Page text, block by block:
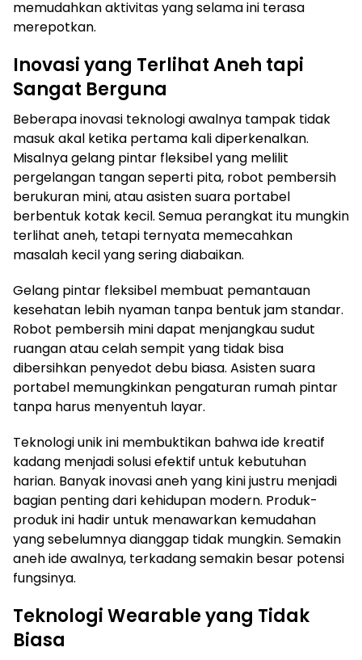
memudahkan aktivitas yang selama ini terasa
merepotkan.
Inovasi yang Terlihat Aneh tapi
Sangat Berguna
Beberapa inovasi teknologi awalnya tampak tidak
masuk akal ketika pertama kali diperkenalkan.
Misalnya gelang pintar fleksibel yang melilit
pergelangan tangan seperti pita, robot pembersih
berukuran mini, atau asisten suara portabel
berbentuk kotak kecil. Semua perangkat itu mungkin
terlihat aneh, tetapi ternyata memecahkan
masalah kecil yang sering diabaikan.
Gelang pintar fleksibel membuat pemantauan
kesehatan lebih nyaman tanpa bentuk jam standar.
Robot pembersih mini dapat menjangkau sudut
ruangan atau celah sempit yang tidak bisa
dibersihkan penyedot debu biasa. Asisten suara
portabel memungkinkan pengaturan rumah pintar
tanpa harus menyentuh layar.
Teknologi unik ini membuktikan bahwa ide kreatif
kadang menjadi solusi efektif untuk kebutuhan
harian. Banyak inovasi aneh yang kini justru menjadi
bagian penting dari kehidupan modern. Produk-
produk ini hadir untuk menawarkan kemudahan
yang sebelumnya dianggap tidak mungkin. Semakin
aneh ide awalnya, terkadang semakin besar potensi
fungsinya.
Teknologi Wearable yang Tidak
Biasa